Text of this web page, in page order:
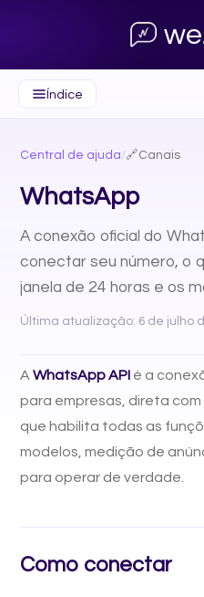
we
Índice
Central de ajuda/🔗Canais
WhatsApp
A conexão oficial do
conectar seu número, o
janela de 24 horas e os
Última atualização: 6 de julho
A WhatsApp API é a
para empresas, direta com
que habilita todas as
modelos, medição de
para operar de verdade.
Como conectar